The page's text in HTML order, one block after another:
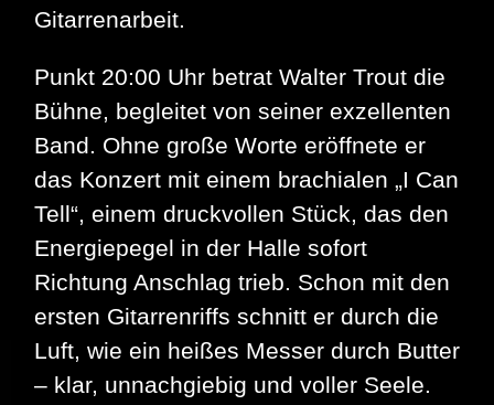
Gitarrenarbeit.
Punkt 20:00 Uhr betrat Walter Trout die
Bühne, begleitet von seiner exzellenten
Band. Ohne große Worte eröffnete er
das Konzert mit einem brachialen „I Can
Tell“, einem druckvollen Stück, das den
Energiepegel in der Halle sofort
Richtung Anschlag trieb. Schon mit den
ersten Gitarrenriffs schnitt er durch die
Luft, wie ein heißes Messer durch Butter
– klar, unnachgiebig und voller Seele.